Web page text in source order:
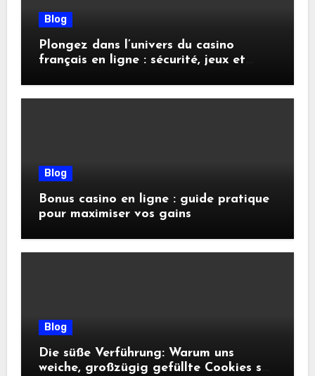
Blog
Plongez dans l’univers du casino
français en ligne : sécurité, jeux et
Blog
Bonus casino en ligne : guide pratique
pour maximiser vos gains
Blog
Die süße Verführung: Warum uns
weiche, großzügig gefüllte Cookies so